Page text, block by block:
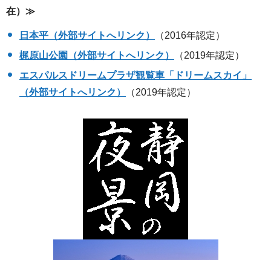
在）≫
日本平（外部サイトへリンク）
（2016年認定）
梶原山公園（外部サイトへリンク）
（2019年認定）
エスパルスドリームプラザ観覧車「ドリームスカイ」
（外部サイトへリンク）
（2019年認定）